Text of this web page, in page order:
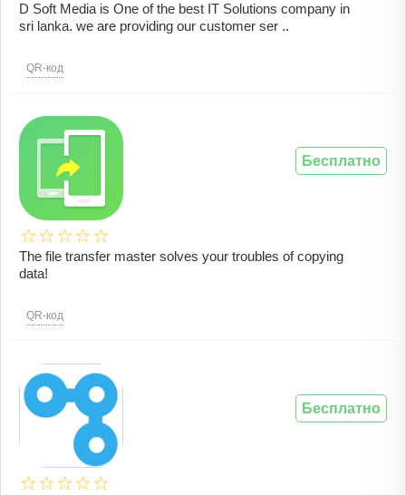
D Soft Media is One of the best IT Solutions company in
sri lanka. we are providing our customer ser ..
QR-код
The file transfer master solves your troubles of copying
data!
QR-код
Бесплатно
Бесплатно